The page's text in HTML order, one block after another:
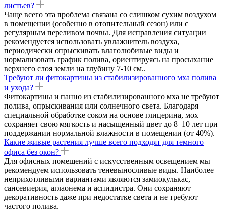
листьев?
Чаще всего эта проблема связана со слишком сухим воздухом
в помещении (особенно в отопительный сезон) или с
регулярным переливом почвы. Для исправления ситуации
рекомендуется использовать увлажнитель воздуха,
периодически опрыскивать влаголюбивые виды и
нормализовать график полива, ориентируясь на просыхание
верхнего слоя земли на глубину 7-10 см..
Требуют ли фитокартины из стабилизированного мха полива
и ухода?
Фитокартины и панно из стабилизированного мха не требуют
полива, опрыскивания или солнечного света. Благодаря
специальной обработке соком на основе глицерина, мох
сохраняет свою мягкость и насыщенный цвет до 8–10 лет при
поддержании нормальной влажности в помещении (от 40%).
Какие живые растения лучше всего подходят для темного
офиса без окон?
Для офисных помещений с искусственным освещением мы
рекомендуем использовать теневыносливые виды. Наиболее
неприхотливыми вариантами являются замиокулькас,
сансевиерия, аглаонема и аспидистра. Они сохраняют
декоративность даже при недостатке света и не требуют
частого полива.